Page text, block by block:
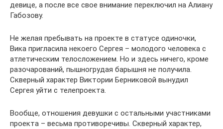
девице, а после все свое внимание переключил на Алиану
Габозову.
Не желая пребывать на проекте в статусе одиночки,
Вика пригласила некоего Сергея – молодого человека с
атлетическим телосложением. Но и здесь ничего, кроме
разочарований, пышногрудая барышня не получила.
Скверный характер Виктории Берниковой вынудил
Сергея уйти с телепроекта.
Вообще, отношения девушки с остальными участниками
проекта – весьма противоречивы. Скверный характер,